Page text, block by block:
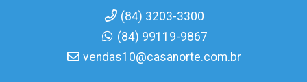
(84) 3203-3300
(84) 99119-9867
vendas10@casanorte.com.br